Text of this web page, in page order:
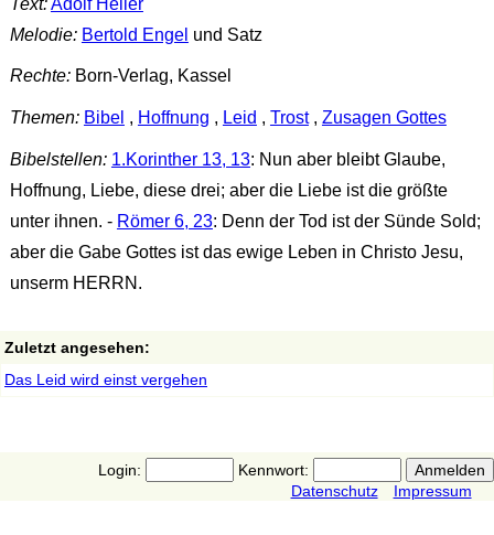
Melodie: Bertold Engel und Satz
Rechte:Born-Verlag, Kassel
Themen: Bibel , Hoffnung , Leid , Trost, Zusagen Gottes
Bibelstellen: 1.Korinther 13, 13: Nun aber bleibt Glaube,
Hoffnung, Liebe, diese drei; aber die Liebe ist die größte
unter ihnen. - Römer 6, 23: Denn der Tod ist der Sünde Sold;
aber die Gabe Gottes ist das ewige Leben in Christo Jesu,
unserm HERRN.
Zuletzt angesehen:
Das Leid wird einst vergehen
Login:
Kennwort:
Datenschutz
Impressum